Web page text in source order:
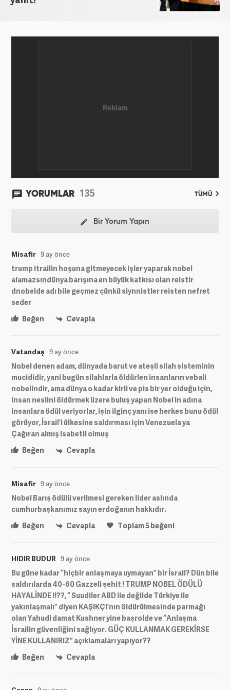
Editörü” olarak görev yapmaktadır.
YORUMLAR 135 TÜMÜ
Bir Yorum Yapın
Misafir 9 ay önce
trump itrailin hoşuna gitmeyecek işler yaparak nobel
alamazsındünya barışına en büyük katkısı olan reistir
dnobelde adı bile geçmez çünkü siynnistler reisten nefret
seder
Beğen
Cevapla
Vatandaş 9 ay önce
Nobel denen adam, dünyada barut ve ateşli silah sisteminin
mucididir, yani bugün silahlarla öldürlen insanların vebali
nobelindir, ama dünya o kadar kirli ve pis bir yer olduğu için,
insan neslini öldürmek üzere buluş yapan Nobel in adına
insanlara ödül veriyorlar, işin ilginç yanı ise herkes bunu ödül
görüyor, İsrail’i ülkesine saldırması için Venezuela ya
Çağıran almış isabetli olmuş
Beğen
Cevapla
Misafir 9 ay önce
Nobel Barış ödülü verilmesi gereken lider aslında
cumhurbaşkanımız sayın erdoğanın hakkıdır.
Beğen
Cevapla Toplam5beğeni
HIDIR BUDUR 9 ay önce
Bu güne kadar “hiçbir anlaşmaya uymayan” bir İsrail? Dün bile
saldırılarda 40-60 Gazzeli şehit ! TRUMP NOBEL ÖDÜLÜ
HAYALİNDE !!??, “ Suudiler ABD ile değilde Türkiye ile
yakınlaşmalı” diyen KAŞIKÇI’nın öldürülmesinde parmağı
olan Yahudi damat Kushner yine başrolde ve “Anlaşma
İsrailin güvenliğini sağlıyor. GÜÇ KULLANMAK GEREKİRSE
YİNE KULLANIRIZ” açıklamaları yapıyor??
Beğen
Cevapla